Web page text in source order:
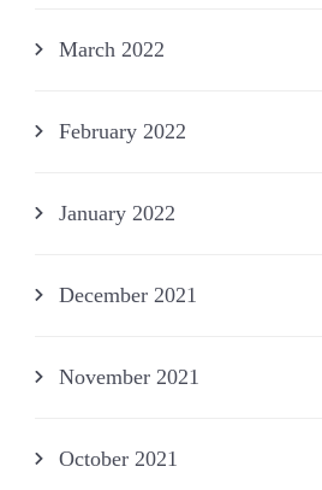
March 2022
February 2022
January 2022
December 2021
November 2021
October 2021